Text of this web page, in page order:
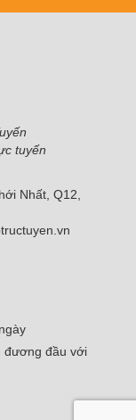
tuyến
Nhất, Q12,
đương đầu với